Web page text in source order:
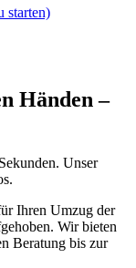
starten)
Händen –
Unser
Ihren Umzug der
Wir bieten
Beratung bis zur